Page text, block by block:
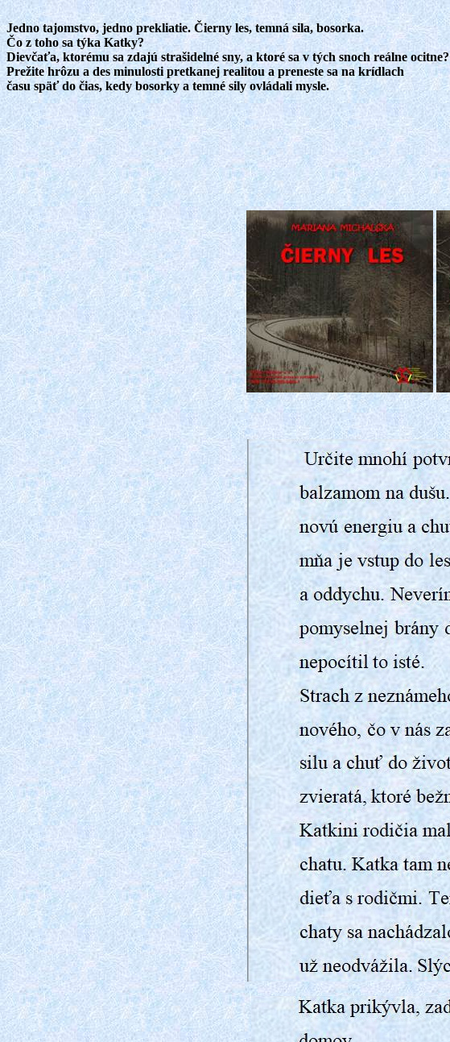
Jedno tajomstvo, jedno prekliatie. Čierny les, temná sila, bosorka.
Čo z toho sa týka Katky?
Dievčaťa, ktorému sa zdajú strašidelné sny, a ktoré sa v tých snoch reálne ocitne?
Prežite hrôzu a des minulosti pretkanej realitou a preneste sa na krídlach
času späť do čias, kedy bosorky a temné sily ovládali mysle.